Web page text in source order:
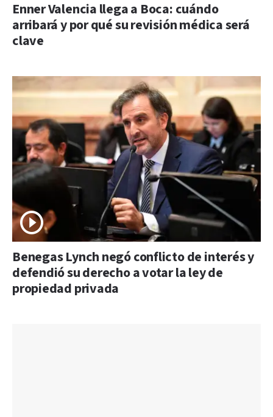
Enner Valencia llega a Boca: cuándo
arribará y por qué su revisión médica será
clave
Benegas Lynch negó conflicto de interés y
defendió su derecho a votar la ley de
propiedad privada